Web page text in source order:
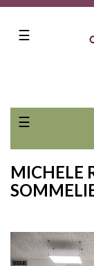
navigazione
☰
navigazione
☰
MICHELE